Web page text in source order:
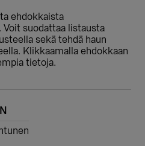
ehdokkaista
Voit suodattaa listausta
sekä tehdä haun
Klikkaamalla ehdokkaan
tietoja.